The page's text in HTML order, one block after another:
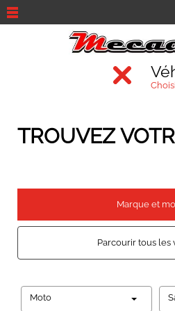
TROUVEZ
Marque et
Parcourir tous les
Moto